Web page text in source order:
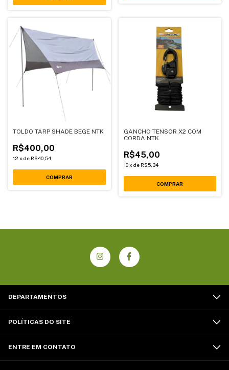
TOLDO TARP SHADE BEGE NTK
R$400,00
12 x de R$40,54
GANCHO TENSOR X2 COM
CORDA NTK
R$45,00
10 x de R$5,34
DEPARTAMENTOS
POLÍTICAS DO SITE
ENTRE EM CONTATO